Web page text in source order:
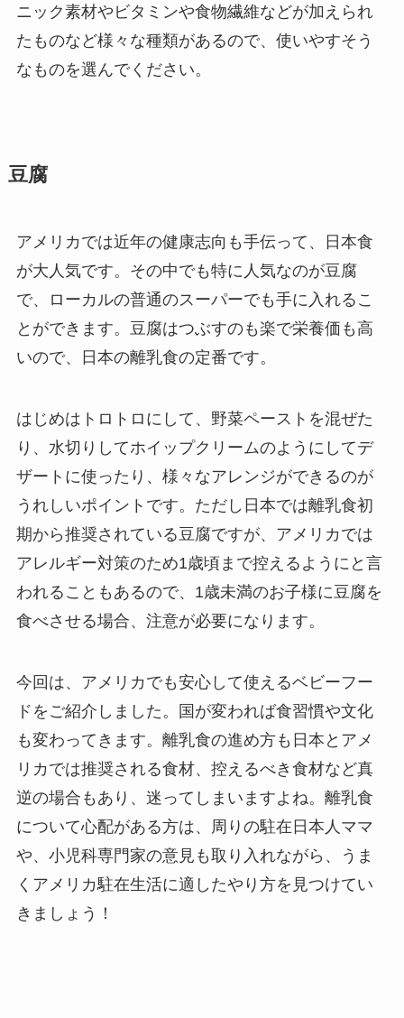
ニック素材やビタミンや食物繊維などが加えられ
たものなど様々な種類があるので、使いやすそう
なものを選んでください。
豆腐
アメリカでは近年の健康志向も手伝って、日本食
が大人気です。その中でも特に人気なのが豆腐
で、ローカルの普通のスーパーでも手に入れるこ
とができます。豆腐はつぶすのも楽で栄養価も高
いので、日本の離乳食の定番です。
はじめはトロトロにして、野菜ペーストを混ぜた
り、水切りしてホイップクリームのようにしてデ
ザートに使ったり、様々なアレンジができるのが
うれしいポイントです。ただし日本では離乳食初
期から推奨されている豆腐ですが、アメリカでは
アレルギー対策のため1歳頃まで控えるようにと言
われることもあるので、1歳未満のお子様に豆腐を
食べさせる場合、注意が必要になります。
今回は、アメリカでも安心して使えるベビーフー
ドをご紹介しました。国が変われば食習慣や文化
も変わってきます。離乳食の進め方も日本とアメ
リカでは推奨される食材、控えるべき食材など真
逆の場合もあり、迷ってしまいますよね。離乳食
について心配がある方は、周りの駐在日本人ママ
や、小児科専門家の意見も取り入れながら、うま
くアメリカ駐在生活に適したやり方を見つけてい
きましょう！